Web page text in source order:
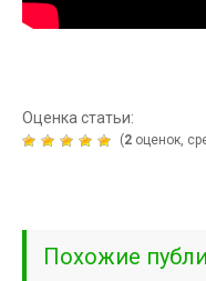
Оценка статьи:
(2оценок,
Похожие